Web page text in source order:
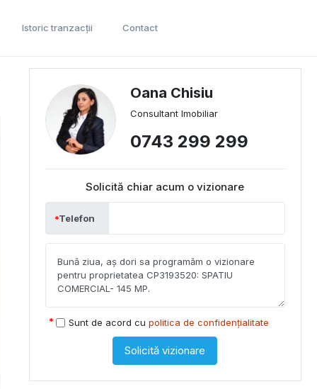
Istoric tranzacții Contact
Oana Chisiu
Consultant Imobiliar
0743 299 299
Solicită chiar acum o vizionare
Telefon
Sunt de acord cu politica de confidențialitate
Solicită vizionare